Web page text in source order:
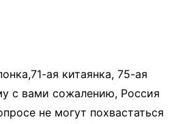
ая китаянка, 75-ая
с вами сожалению, Россия
не могут похвастаться